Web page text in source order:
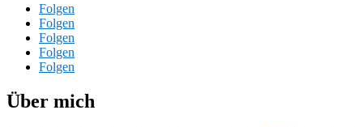
Folgen
Folgen
Folgen
Folgen
Folgen
Über mich